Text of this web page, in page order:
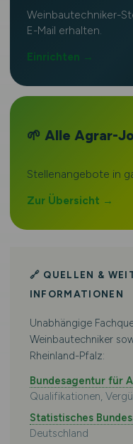
Weinbautechniker-
E-Mail erhalten.
Einrichten →
🌱 Alle Agrar-
Stellenangebote in
Zur Übersicht →
🔗 QUELLEN &
INFORMATIONEN
Unabhängige
Weinbautechniker
Rheinland-Pfalz:
Bundesagentur für
Qualifikationen,
Statistisches
Deutschland